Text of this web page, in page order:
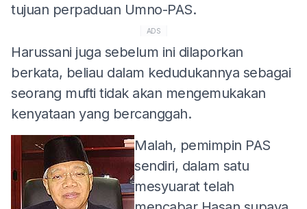
tujuan perpaduan Umno-PAS.
ADS
Harussani juga sebelum ini dilaporkan
berkata, beliau dalam kedudukannya sebagai
seorang mufti tidak akan mengemukakan
kenyataan yang bercanggah.
Malah, pemimpin PAS
sendiri, dalam satu
mesyuarat telah